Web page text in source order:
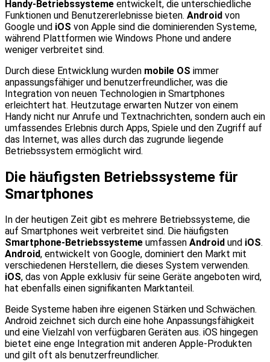
Handy-Betriebssysteme entwickelt, die unterschiedliche
Funktionen und Benutzererlebnisse bieten. Android von
Google und iOS von Apple sind die dominierenden Systeme,
während Plattformen wie Windows Phone und andere
weniger verbreitet sind.
Durch diese Entwicklung wurden mobile OS immer
anpassungsfähiger und benutzerfreundlicher, was die
Integration von neuen Technologien in Smartphones
erleichtert hat. Heutzutage erwarten Nutzer von einem
Handy nicht nur Anrufe und Textnachrichten, sondern auch ein
umfassendes Erlebnis durch Apps, Spiele und den Zugriff auf
das Internet, was alles durch das zugrunde liegende
Betriebssystem ermöglicht wird.
Die häufigsten Betriebssysteme für
Smartphones
In der heutigen Zeit gibt es mehrere Betriebssysteme, die
auf Smartphones weit verbreitet sind. Die häufigsten
Smartphone-Betriebssysteme umfassen Android und iOS.
Android, entwickelt von Google, dominiert den Markt mit
verschiedenen Herstellern, die dieses System verwenden.
iOS, das von Apple exklusiv für seine Geräte angeboten wird,
hat ebenfalls einen signifikanten Marktanteil.
Beide Systeme haben ihre eigenen Stärken und Schwächen.
Android zeichnet sich durch eine hohe Anpassungsfähigkeit
und eine Vielzahl von verfügbaren Geräten aus. iOS hingegen
bietet eine enge Integration mit anderen Apple-Produkten
und gilt oft als benutzerfreundlicher.